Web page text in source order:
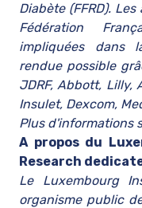
Diabète (FFRD).
Fédération
impliquées dans
rendue possible
JDRF, Abbott, Lilly,
Insulet, Dexcom,
Plus d'informations
A propos du
Research
Le Luxembourg
organisme public